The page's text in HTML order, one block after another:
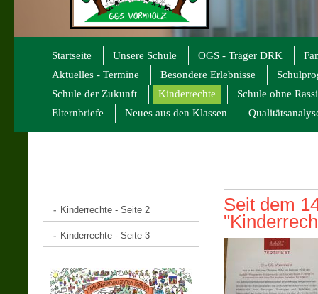
Startseite Unsere Schule OGS - Träger DRK
Aktuelles - Termine
Besondere Erlebnisse
Schule der Zukunft
Kinderrechte
Schule ohne
Elternbriefe
Neues aus den Klassen
Kinderrechte - Seite 2
Kinderrechte - Seite 3
Seit dem